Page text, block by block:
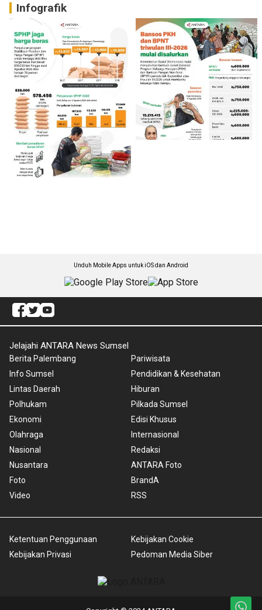
Infografik
Unduh Mobile Apps untuk iOS dan Android
Jelajahi ANTARA News Sumsel
Berita Palembang
Info Sumsel
Lintas Daerah
Polhukam
Ekonomi
Olahraga
Nasional
Nusantara
Foto
Video
Pariwisata
Pendidikan & Kesehatan
Hiburan
Pilkada Sumsel
Edisi Khusus
Internasional
Redaksi
ANTARA Foto
BrandA
RSS
Ketentuan Penggunaan
Kebijakan Privasi
Kebijakan Cookie
Pedoman Media Siber